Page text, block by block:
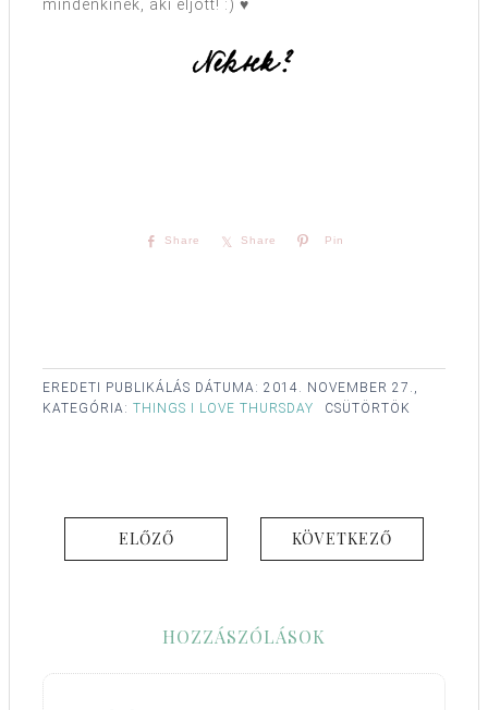
mindenkinek, aki eljött! :) ♥
Share Share Pin
EREDETI PUBLIKÁLÁS DÁTUMA: 2014. NOVEMBER 27.,
CSÜTÖRTÖK
KATEGÓRIA: THINGS I LOVE THURSDAY
ELŐZŐ KÖVETKEZŐ
HOZZÁSZÓLÁSOK